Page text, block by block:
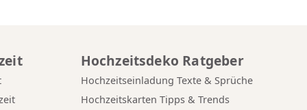
Hochzeitsdeko Ratgeber
Hochzeitseinladung Texte & Sprüche
Hochzeitskarten Tipps & Trends